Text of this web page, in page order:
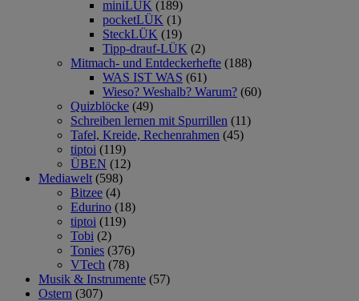
miniLÜK (189)
pocketLÜK (1)
SteckLÜK (19)
Tipp-drauf-LÜK (2)
Mitmach- und Entdeckerhefte (188)
WAS IST WAS (61)
Wieso? Weshalb? Warum? (60)
Quizblöcke (49)
Schreiben lernen mit Spurrillen (11)
Tafel, Kreide, Rechenrahmen (45)
tiptoi (119)
ÜBEN (12)
Mediawelt (598)
Bitzee (4)
Edurino (18)
tiptoi (119)
Tobi (2)
Tonies (376)
VTech (78)
Musik & Instrumente (57)
Ostern (307)